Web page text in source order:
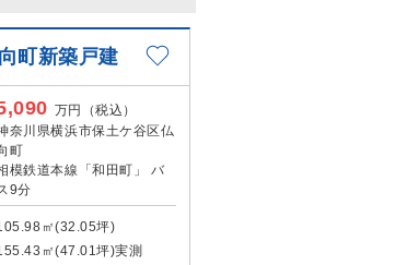
町新築戸建
万円（税込）
奈川県横浜市保土ケ谷区仏
町
模鉄道本線「和田町」 バ
9分
㎡(32.05坪)
㎡(47.01坪)実測